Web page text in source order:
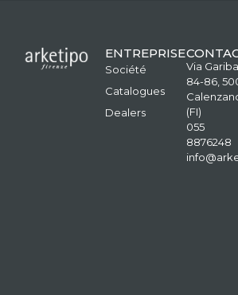
ENTREPRISE
Société
Catalogues
Dealers
Via
84-86,
(FI)
055
8876248